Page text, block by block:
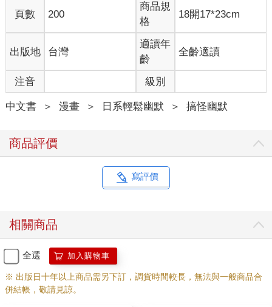
頁數 200
商品規
格
18開17*23cm
出版地 台灣
適讀年
齡
全齡適讀
注音 級別
中文書 ＞ 漫畫 ＞ 日系輕鬆幽默 ＞ 搞怪幽默
商品評價
寫評價
相關商品
全選 加入購物車
※ 出版日十年以上商品需另下訂，調貨時間較長，無法與一般商品合
併結帳，敬請見諒。